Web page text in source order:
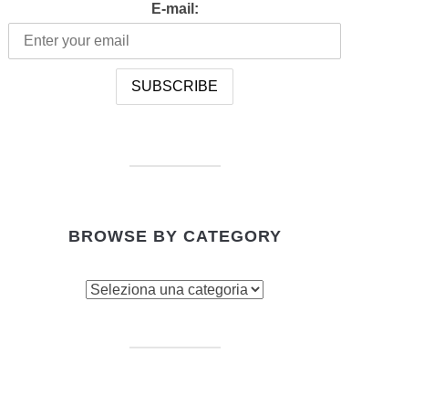
E-mail:
BROWSE BY CATEGORY